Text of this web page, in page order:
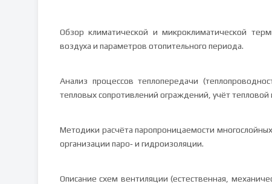
Обзор климатической и микроклиматической
воздуха и параметров отопительного периода.
Анализ процессов теплопередачи
тепловых сопротивлений ограждений, учёт тепловой
Методики расчёта паропроницаемости
организации паро‑ и гидроизоляции.
Описание схем вентиляции (естественная,